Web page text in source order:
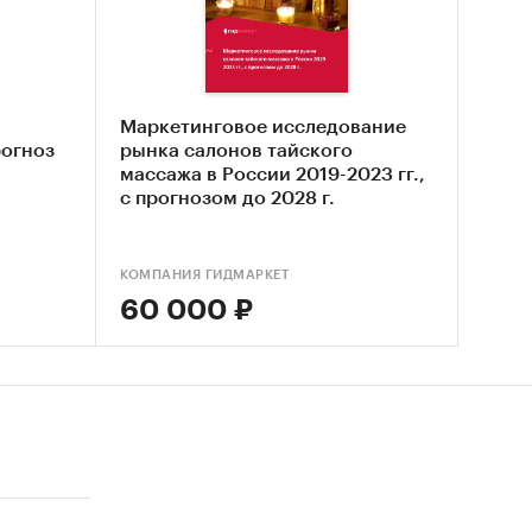
Маркетинговое исследование
рынка салонов тайского
массажа в России 2019-2023 гг.,
с прогнозом до 2028 г.
КОМПАНИЯ ГИДМАРКЕТ
60 000 ₽